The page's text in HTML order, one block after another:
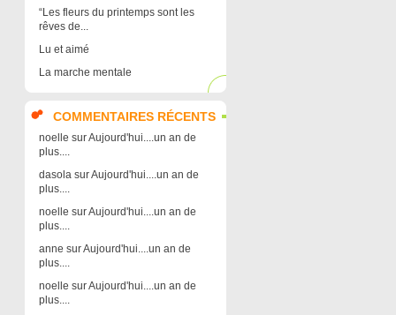
“Les fleurs du printemps sont les
rêves de...
Lu et aimé
La marche mentale
COMMENTAIRES RÉCENTS
noelle surAujourd'hui....un an de
plus....
dasolasurAujourd'hui....un an de
plus....
noelle surAujourd'hui....un an de
plus....
anne surAujourd'hui....un an de
plus....
noelle surAujourd'hui....un an de
plus....